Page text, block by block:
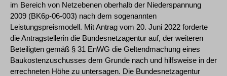
im Bereich von Netzebenen oberhalb der Niederspannung
2009 (BK6p-06-003) nach dem sogenannten
Leistungspreismodell. Mit Antrag vom 20. Juni 2022 forderte
die Antragstellerin die Bundesnetzagentur auf, der weiteren
Beteiligten gemäß § 31 EnWG die Geltendmachung eines
Baukostenzuschusses dem Grunde nach und hilfsweise in der
errechneten Höhe zu untersagen. Die Bundesnetzagentur